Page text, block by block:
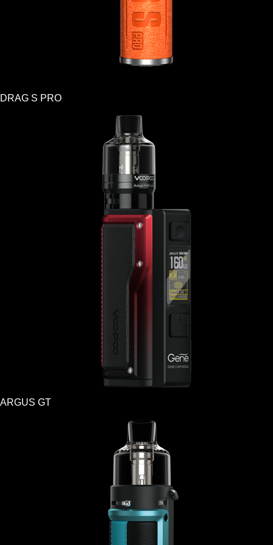
DRAG S PRO
ARGUS GT